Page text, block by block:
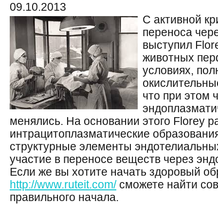
09.10.2013
С активной
переноса
выступил
животных
условиях,
что при этом
менялись. На основании этого Florey
интрацитоплазматические
структурные элементы
участие в переносе веществ через
Если же вы хотите начать здоровый
http://www.ruteit.com/сможете найти
правильного начала.